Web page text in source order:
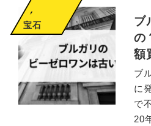
,
宝石
ブ
の
額
ブ
に
で
20